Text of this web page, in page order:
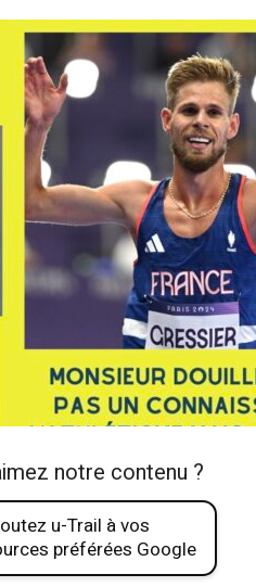
notre contenu ?
u-Trail à vos
préférées Google